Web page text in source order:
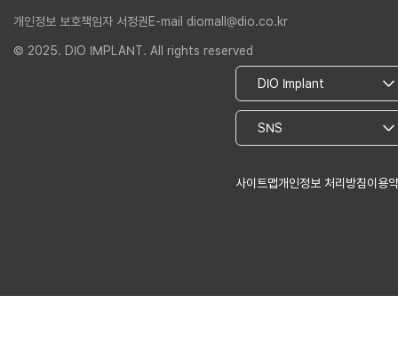
개인정보 보호책임자 서정권 E-mail diomall@dio.co.kr
© 2025. DIO IMPLANT. All rights reserved
사이트맵개인정보 처리방침이용